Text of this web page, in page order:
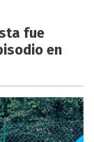
fue
en